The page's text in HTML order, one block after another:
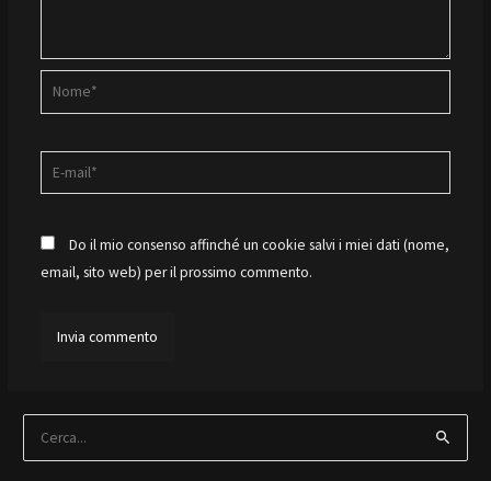
Nome*
mail*
Do il mio consenso affinché un cookie salvi i miei dati (nome,
email, sito web) per il prossimo commento.
e